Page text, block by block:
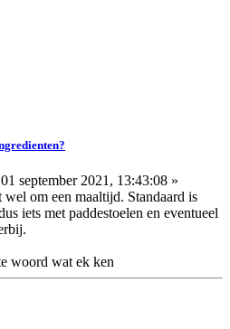
01 september 2021, 13:43:08 »
om een maaltijd. Standaard is
iets met paddestoelen en eventueel
woord wat ek ken